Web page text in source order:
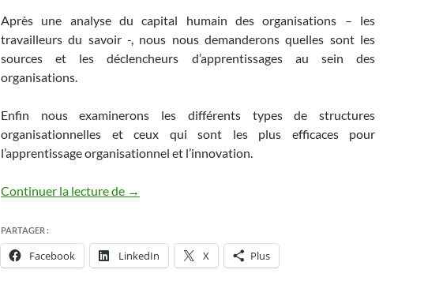
Après une analyse du capital humain des organisations – les
travailleurs du savoir -, nous nous demanderons quelles sont les
sources et les déclencheurs d’apprentissages au sein des
organisations.
Enfin nous examinerons les différents types de structures
organisationnelles et ceux qui sont les plus efficaces pour
l’apprentissage organisationnel et l’innovation.
Continuer la lecture de Les organisations sont-elles à égalité face à l’apprentissage
→
PARTAGER :
Facebook LinkedIn X Plus